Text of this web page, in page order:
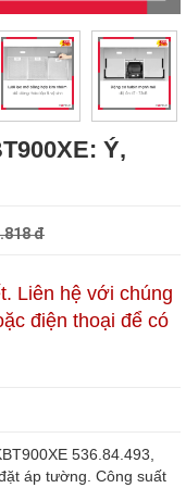
Ý,
đ
Liên hệ với chúng
điện thoại để có
536.84.493,
áp tường. Công suất